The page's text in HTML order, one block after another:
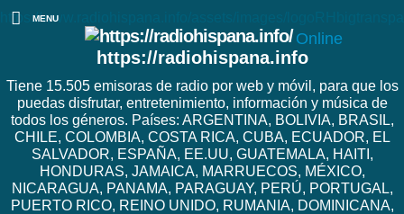
https://www.radiohispana.info/assets/images/
Online
https://radiohispana.info
Tiene 15.505 emisoras de radio por web y móvil, para que los
puedas disfrutar, entretenimiento, información y música de
todos los géneros. Países: ARGENTINA, BOLIVIA, BRASIL,
CHILE, COLOMBIA, COSTA RICA, CUBA, ECUADOR, EL
SALVADOR, ESPAÑA, EE.UU, GUATEMALA, HAITI,
HONDURAS, JAMAICA, MARRUECOS, MÉXICO,
NICARAGUA, PANAMA, PARAGUAY, PERÚ, PORTUGAL,
PUERTO RICO, REINO UNIDO, RUMANIA, DOMINICANA,
MENU